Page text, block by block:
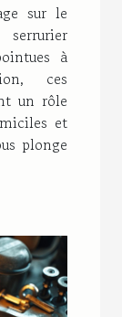
sur le
à
ces
un rôle
et
plonge